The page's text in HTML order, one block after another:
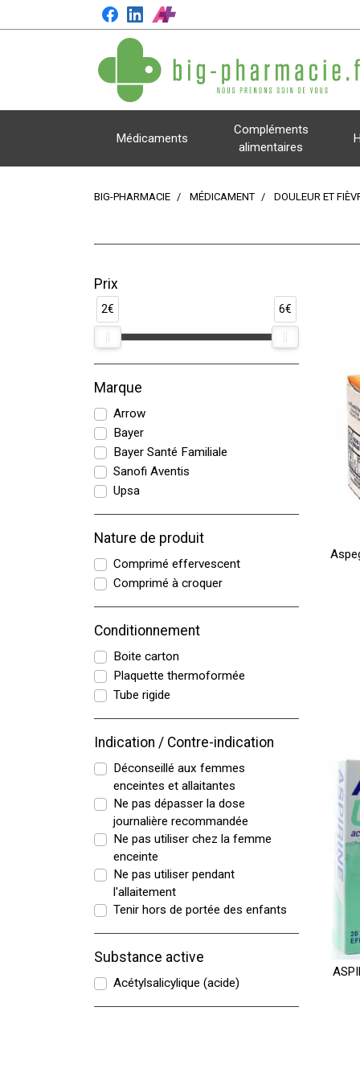
Médicaments
Compléments
alimentaires
BIG-PHARMACIE MÉDICAMENT DOULEUR ET
Prix
2€ 6€
Marque
Arrow
Bayer
Bayer Santé Familiale
Sanofi Aventis
Upsa
Nature de produit
Comprimé effervescent
Comprimé à croquer
Conditionnement
Boite carton
Plaquette thermoformée
Tube rigide
Indication / Contre-indication
Déconseillé aux femmes
enceintes et allaitantes
Ne pas dépasser la dose
journalière recommandée
Ne pas utiliser chez la femme
enceinte
Ne pas utiliser pendant
l'allaitement
Tenir hors de portée des enfants
Substance active
Acétylsalicylique (acide)